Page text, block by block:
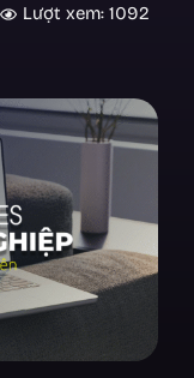
Lượt xem: 1092